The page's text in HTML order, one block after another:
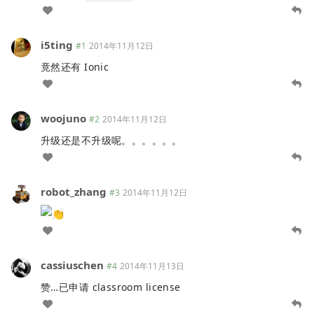
i5ting #1 2014年11月12日
竟然还有 Ionic
woojuno #2 2014年11月12日
升级还是不升级呢。。。。。。
robot_zhang #3 2014年11月12日
cassiuschen #4 2014年11月13日
赞…已申请 classroom license